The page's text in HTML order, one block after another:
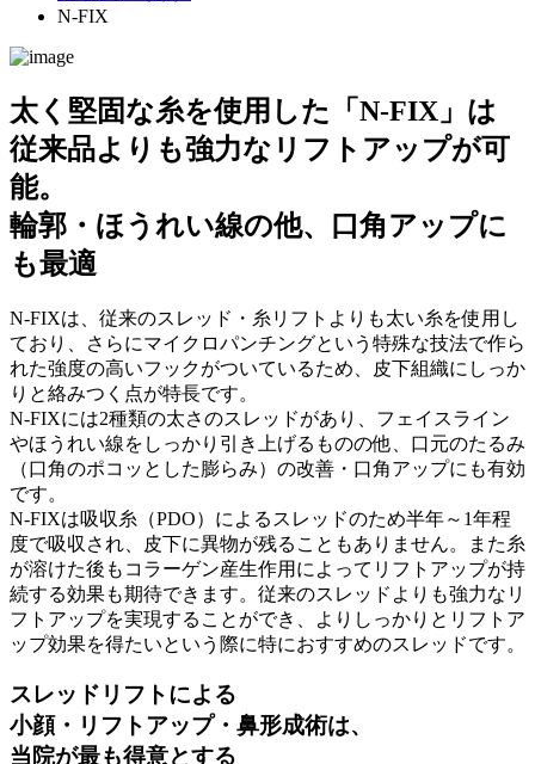
N-FIX
太く堅固な糸を使用した「N-FIX」は
従来品よりも強力なリフトアップが可
能。
輪郭・ほうれい線の他、口角アップに
も最適
N-FIXは、従来のスレッド・糸リフトよりも太い糸を使用し
ており、さらにマイクロパンチングという特殊な技法で作ら
れた強度の高いフックがついているため、皮下組織にしっか
りと絡みつく点が特長です。
N-FIXには2種類の太さのスレッドがあり、フェイスライン
やほうれい線をしっかり引き上げるものの他、口元のたるみ
（口角のポコッとした膨らみ）の改善・口角アップにも有効
です。
N-FIXは吸収糸（PDO）によるスレッドのため半年～1年程
度で吸収され、皮下に異物が残ることもありません。また糸
が溶けた後もコラーゲン産生作用によってリフトアップが持
続する効果も期待できます。従来のスレッドよりも強力なリ
フトアップを実現することができ、よりしっかりとリフトア
ップ効果を得たいという際に特におすすめのスレッドです。
スレッドリフトによる
小顔・リフトアップ・鼻形成術は、
当院が最も得意とする